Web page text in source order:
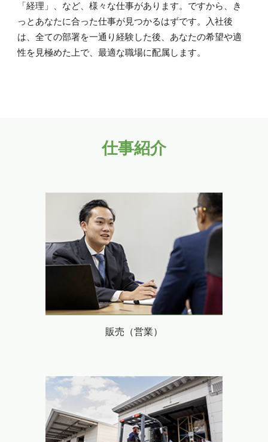
「経理」、など、様々な仕事があります。ですから、き
っとあなたに合った仕事が見つかるはずです。入社後
は、全ての部署を一通り経験した後、あなたの希望や適
性を見極めた上で、最適な職場に配属します。
仕事紹介
販売（営業）